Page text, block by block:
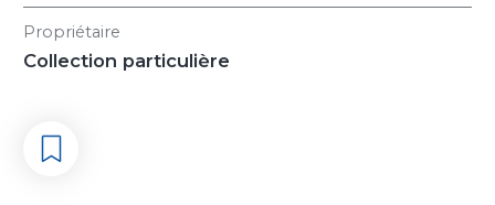
Propriétaire
Collection particulière